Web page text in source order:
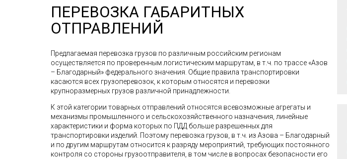
ПЕРЕВОЗКА ГАБАРИТНЫХ
ОТПРАВЛЕНИЙ
Предлагаемая перевозка грузов по различным российским регионам
осуществляется по проверенным логистическим маршрутам, в т.ч. по трассе «Азов
– Благодарный» федерального значения. Общие правила транспортировки
касаются всех грузоперевозок, к которым относятся и перевозки
крупноразмерных грузов различной принадлежности.
К этой категории товарных отправлений относятся всевозможные агрегаты и
механизмы промышленного и сельскохозяйственного назначения, линейные
характеристики и форма которых по ПДД больше разрешенных для
транспортировки изделий. Поэтому перевозка грузов, в т.ч. из Азова – Благодарный
и по другим маршрутам относится к разряду мероприятий, требующих постоянного
контроля со стороны грузоотправителя, в том числе в вопросах безопасности его